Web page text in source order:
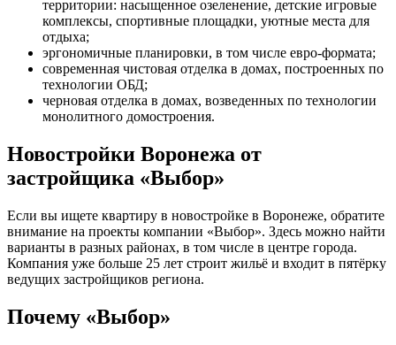
территории: насыщенное озеленение, детские игровые
комплексы, спортивные площадки, уютные места для
отдыха;
эргономичные планировки, в том числе евро-формата;
современная чистовая отделка в домах, построенных по
технологии ОБД;
черновая отделка в домах, возведенных по технологии
монолитного домостроения.
Новостройки Воронежа от
застройщика «Выбор»
Если вы ищете квартиру в новостройке в Воронеже, обратите
внимание на проекты компании «Выбор». Здесь можно найти
варианты в разных районах, в том числе в центре города.
Компания уже больше 25 лет строит жильё и входит в пятёрку
ведущих застройщиков региона.
Почему «Выбор»